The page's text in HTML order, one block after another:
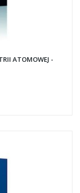
ATOMOWEJ -